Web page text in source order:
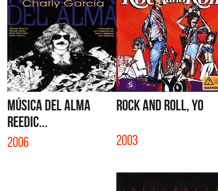
MÚSICA DEL ALMA
REEDIC...
2006
ROCK AND ROLL, YO
2003